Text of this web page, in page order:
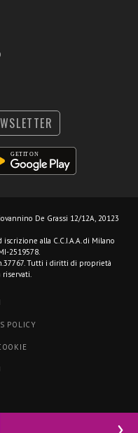
De Grassi 12/12A, 20123
iscrizione alla C.C.I.A.A. di Milano
2519578.
Tutti i diritti di proprietà
riservati.
POLICY